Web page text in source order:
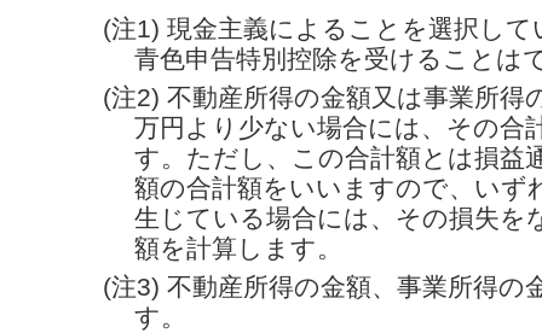
(注1) 現金主義によることを選択し
青色申告特別控除を受けることは
(注2) 不動産所得の金額又は事業所得
万円より少ない場合には、その合
す。ただし、この合計額とは損益
額の合計額をいいますので、いず
生じている場合には、その損失を
額を計算します。
(注3) 不動産所得の金額、事業所得の
す。